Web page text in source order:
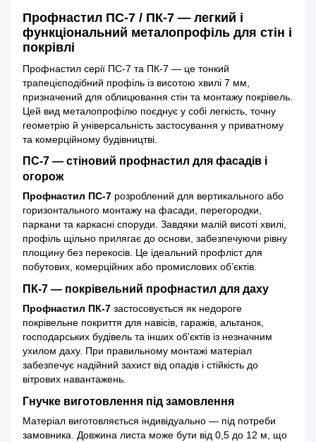
Профнастил ПС-7 / ПК-7 — легкий і
функціональний металопрофіль для стін і
покрівлі
Профнастил серії ПС-7 та ПК-7 — це тонкий
трапецієподібний профіль із висотою хвилі 7 мм,
призначений для облицювання стін та монтажу покрівель.
Цей вид металопрофілю поєднує у собі легкість, точну
геометрію й універсальність застосування у приватному
та комерційному будівництві.
ПС-7 — стіновий профнастил для фасадів і
огорож
Профнастил ПС-7 розроблений для вертикального або
горизонтального монтажу на фасади, перегородки,
паркани та каркасні споруди. Завдяки малій висоті хвилі,
профіль щільно прилягає до основи, забезпечуючи рівну
площину без перекосів. Це ідеальний профліст для
побутових, комерційних або промислових об’єктів.
ПК-7 — покрівельний профнастил для даху
Профнастил ПК-7 застосовується як недороге
покрівельне покриття для навісів, гаражів, альтанок,
господарських будівель та інших об'єктів із незначним
ухилом даху. При правильному монтажі матеріал
забезпечує надійний захист від опадів і стійкість до
вітрових навантажень.
Гнучке виготовлення під замовлення
Матеріал виготовляється індивідуально — під потреби
замовника. Довжина листа може бути від 0,5 до 12 м, що